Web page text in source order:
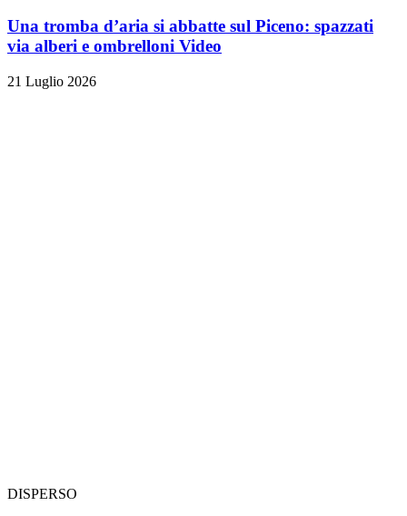
Una tromba d’aria si abbatte sul Piceno: spazzati
via alberi e ombrelloni Video
21 Luglio 2026
DISPERSO